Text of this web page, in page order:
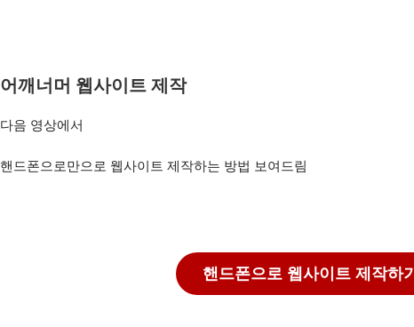
어깨너머 웹사이트 제작
다음 영상에서
핸드폰으로만으로 웹사이트 제작하는 방법 보여드림
핸드폰으로 웹사이트 제작하기